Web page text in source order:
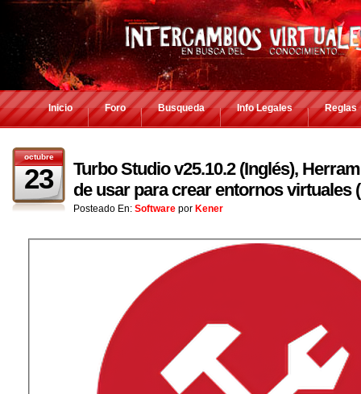
Inicio Foro Busqueda Info Legales Reglas
octubre
23
Turbo Studio v25.10.2 (Inglés),
de usar para crear entornos virtuales
Posteado En: Software por Kener